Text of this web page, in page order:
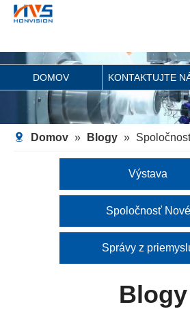
DOMOV KONTAKTUJTE
Domov » Blogy »
Výstava
Spoločnosť Nové
Správy z
Blogy